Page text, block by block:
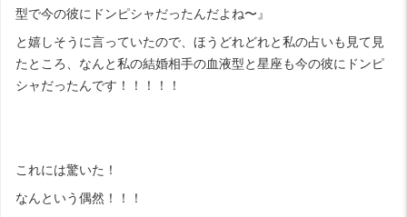
型で今の彼にドンピシャだったんだよね〜』
と嬉しそうに言っていたので、ほうどれどれと私の占いも見て見
たところ、なんと私の結婚相手の血液型と星座も今の彼にドンピ
シャだったんです！！！！！
これには驚いた！
なんという偶然！！！